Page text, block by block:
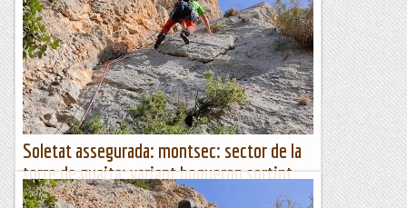
Lògic itinerari, a la dreta de la Cova de l'Arcada, obra de dos
referents de l'escalada montserratina: Armand Ballart i
Manuel Pérez "Lete". Recorre, envoltat de vies de caire...
Classic climber
Soletat assegurada: montsec: sector de la
torre de guaita: variant boqueron sortint
per la cresta del xipiron